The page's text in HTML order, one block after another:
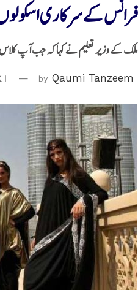
فرانس کےسرکاری اسکولوں
ملک کے وزیر تعلیم نے کہا کہ جب آپ
by Qaumi Tanzeem